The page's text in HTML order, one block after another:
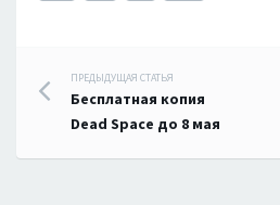
Навигация
по
записям
ПРЕДЫДУЩАЯ СТАТЬЯ
Бесплатная копия
Dead Space до 8 мая